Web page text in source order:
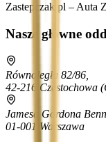
Zastepczak.pl – Auta
Nasze główne
Równoległa 82/86,
42-216 Częstochowa
Jamesa Gordona
01-001 Warszawa